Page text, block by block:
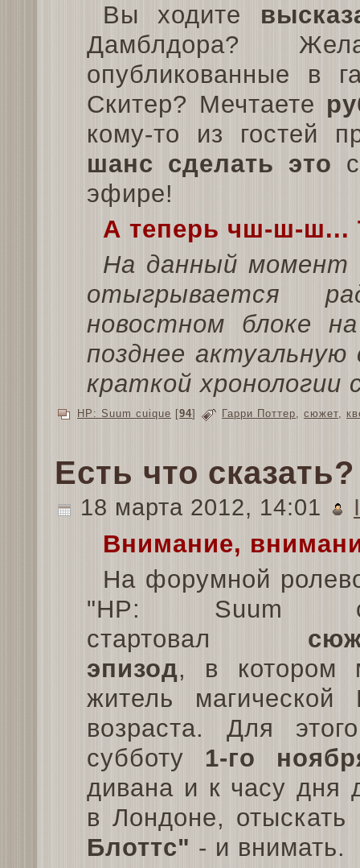
Вы ходите
Дамблдора?
опубликованные в
Скитер? Мечтаете
кому-то из гостей
шанс сделать это
эфире!
А теперь чш-ш-ш...
На данный момент
отыгрывается
новостном блоке
позднее
краткой хронологии
HP: Suum cuique [94] Гарри Поттер, сюжет,
Есть что
18 марта 2012, 14:01
Внимание,
На форумной
"HP: Suum
стартовал
эпизод, в котором
житель магической
возраста. Для
субботу 1-го
дивана и к часу дня
в Лондоне,
Блоттс" - и внимать.